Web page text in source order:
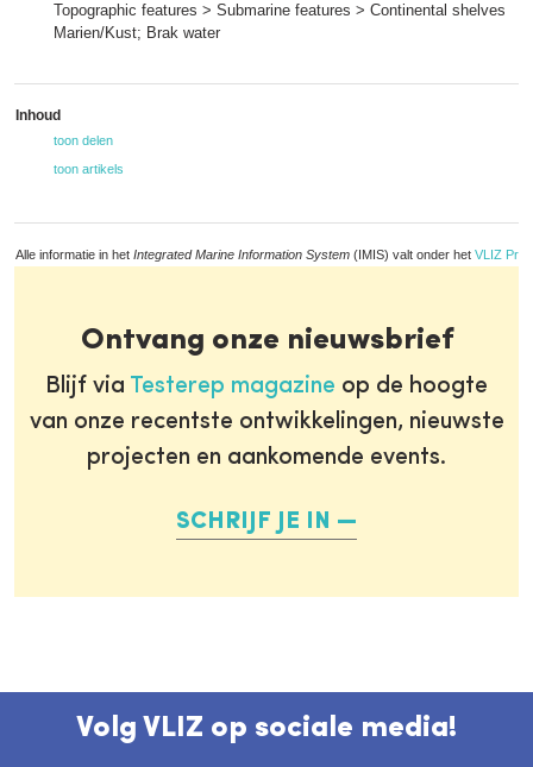
Topographic features > Submarine features > Continental shelves
Marien/Kust; Brak water
Inhoud
toon delen
toon artikels
Alle informatie in het Integrated Marine Information System (IMIS) valt onder het VLIZ
Ontvang onze nieuwsbrief
Blijf via Testerep magazine op de hoogte
van onze recentste ontwikkelingen, nieuwste
projecten en aankomende events.
SCHRIJF JE IN
Volg VLIZ op sociale media!